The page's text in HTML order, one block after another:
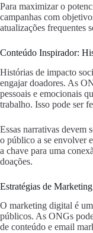
Para maximizar o
campanhas com
atualizações frequentes
Conteúdo Inspirador:
Histórias de impacto
engajar doadores. As
pessoais e emocionais
trabalho. Isso pode ser
Essas narrativas devem
o público a se envolver
a chave para uma
doações.
Estratégias de
O marketing digital é
públicos. As ONGs
de conteúdo e email